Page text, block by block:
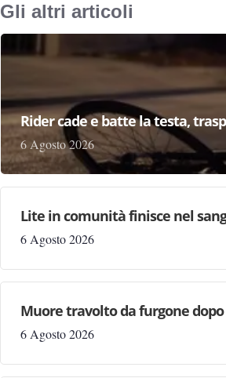
Gli altri articoli
Rider cade e batte la testa,
6 Agosto 2026
Lite in comunità finisce nel
6 Agosto 2026
Muore travolto da furgone dopo
6 Agosto 2026